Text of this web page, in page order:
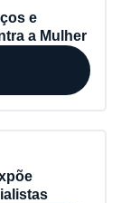
e
a Mulher